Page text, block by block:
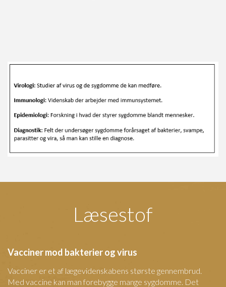
Læsestof
Vacciner mod bakterier og virus
Vacciner er et af lægevidenskabens største gennembrud.
Med vaccine kan man forebygge mange sygdomme. Det